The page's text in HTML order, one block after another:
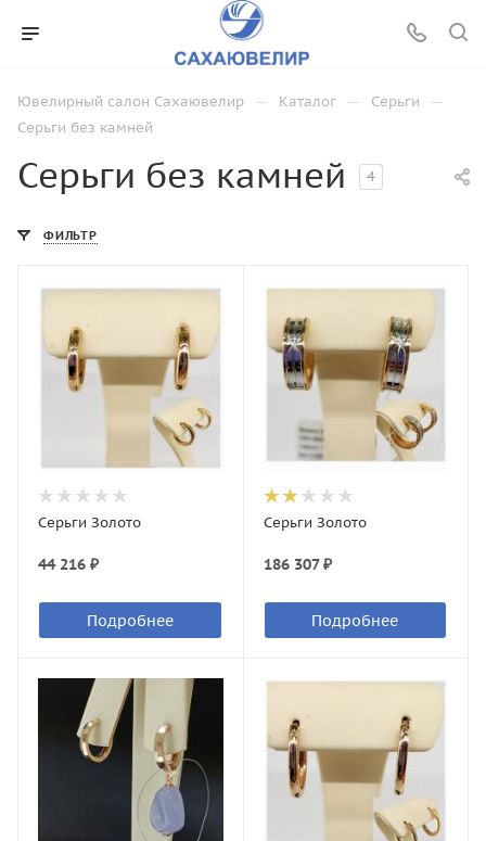
Ювелирный салон Сахаювелир — Каталог — Серьги —
Серьги без камней
Серьги без камней 4
ФИЛЬТР
Серьги Золото
44 216 ₽
Подробнее
Серьги Золото
186 307 ₽
Подробнее